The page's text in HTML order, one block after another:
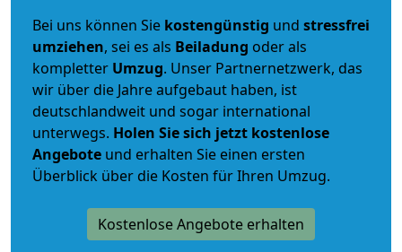
Bei uns können Sie kostengünstig und stressfrei
umziehen, sei es als Beiladung oder als
kompletter Umzug. Unser Partnernetzwerk, das
wir über die Jahre aufgebaut haben, ist
deutschlandweit und sogar international
unterwegs. Holen Sie sich jetzt kostenlose
Angebote und erhalten Sie einen ersten
Überblick über die Kosten für Ihren Umzug.
Kostenlose Angebote erhalten